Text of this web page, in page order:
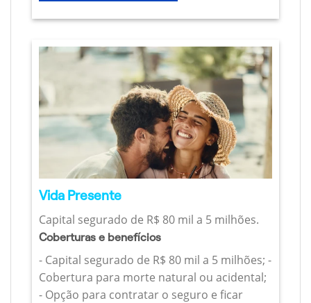
Vida Presente
Capital segurado de R$ 80 mil a 5 milhões.
Coberturas e benefícios
- Capital segurado de R$ 80 mil a 5 milhões; -
Cobertura para morte natural ou acidental;
- Opção para contratar o seguro e ficar